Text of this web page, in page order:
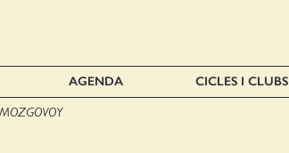
AGENDA CICLES I CLUBS